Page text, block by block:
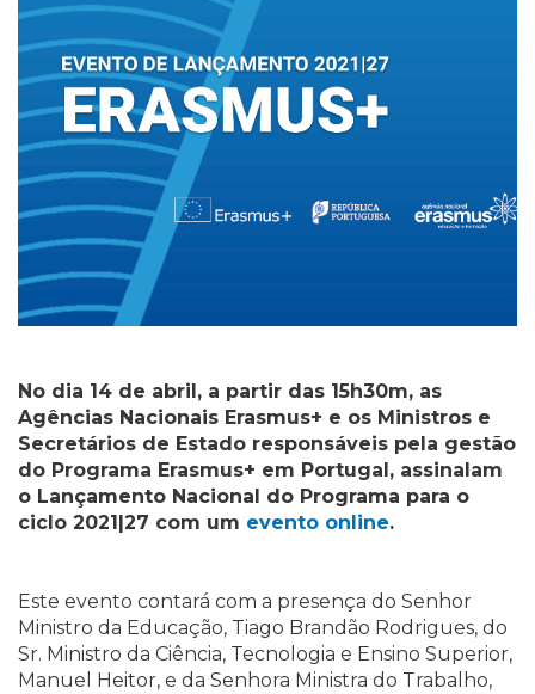
No dia 14 de abril, a partir das 15h30m, as
Agências Nacionais Erasmus+ e os Ministros e
Secretários de Estado responsáveis pela gestão
do Programa Erasmus+ em Portugal, assinalam
o Lançamento Nacional do Programa para o
ciclo 2021|27 com um evento online.
Este evento contará com a presença do Senhor
Ministro da Educação, Tiago Brandão Rodrigues, do
Sr. Ministro da Ciência, Tecnologia e Ensino Superior,
Manuel Heitor, e da Senhora Ministra do Trabalho,